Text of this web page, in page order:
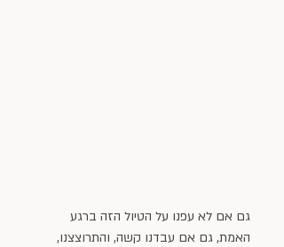
גם אם לא עפנו על הטיול הזה ברגע
האמת, גם אם עבדנו קשה, והתרוצצנו,